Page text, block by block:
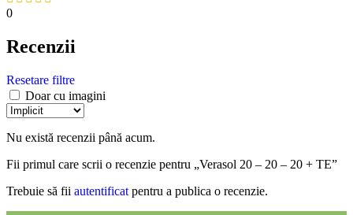
0
Recenzii
Resetare filtre
Doar cu imagini
Nu există recenzii până acum.
Fii primul care scrii o recenzie pentru „Verasol 20 – 20 – 20 + TE”
Trebuie să fii autentificat pentru a publica o recenzie.